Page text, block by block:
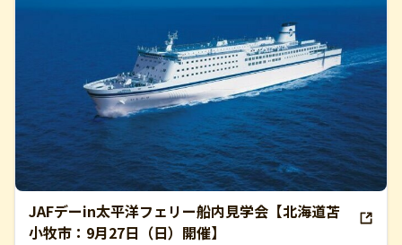
JAFデーin太平洋フェリー船内見学会【北海道苫
小牧市：9月27日（日）開催】